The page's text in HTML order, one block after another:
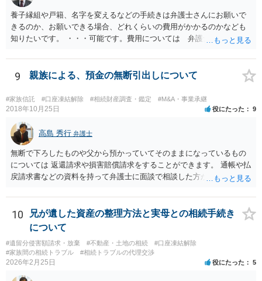
養子縁組や戸籍、名字を変えるなどの手続きは弁護士さんにお願いで
きるのか、お願いできる場合、どれくらいの費用がかかるのかなども
知りたいです。 ・・・可能です。費用については 弁護士と直接面談
ています。 やはり、成人した子のことまでごちゃごちゃ考えず、自分
の事だけ考えるべきなのでしょうか ・・・お子さんの事をまで含め良
い解決案があればお悩みになるのは当然と言えば当然のことです。 彼
と親子関係を結びたいと思っているが、名字は変えたくない・・・養
子縁組の必要があり 氏も変更することになります。 しかし 彼は成人
しているとは言え、自分の子と私の連れ子、全て平等にしたいと希
望。もちろん私もそうできればと思います。 ・・・婚姻前の契約 あ
るいは 遺言書などで その意思を実現する方法はあります。 弁護
士に相談してみてください。
9 親族による、預金の無断引出しについて
#家族信託 #口座凍結解除 #相続財産調査・鑑定 #M&A・事業承継
2018年10月25日 役にたった 9
高島 秀行 弁護士
無断で下ろしたものや父から預かっていてそのままになっているもの
については 返還請求や損害賠償請求をすることができます。 通帳や払
戻請求書などの資料を持って弁護士に面談で相談した方がよいと思い
10
兄が遺した資産の整理方法と実母との相続手続き
について
#遺留分侵害額請求・放棄 #不動産・土地の相続
#口座凍結解除
#家族間の相続トラブル
#相続トラブルの代理交渉
2026年2月25日 役にたった 5